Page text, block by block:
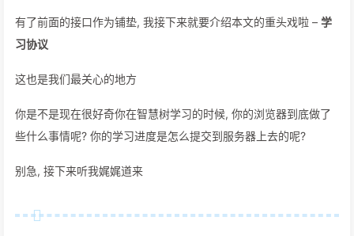
有了前面的接口作为铺垫, 我接下来就要介绍本文的重头戏啦 – 学
习协议
这也是我们最关心的地方
你是不是现在很好奇你在智慧树学习的时候, 你的浏览器到底做了
些什么事情呢? 你的学习进度是怎么提交到服务器上去的呢?
别急, 接下来听我娓娓道来